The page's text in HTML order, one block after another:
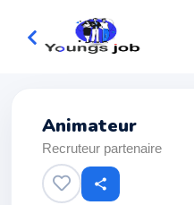
Animateur
Recruteur partenaire
share